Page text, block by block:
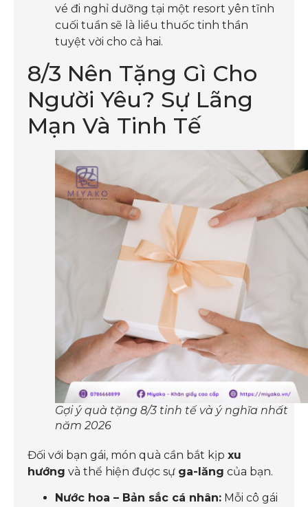
vé đi nghỉ dưỡng tại một resort yên tĩnh
cuối tuần sẽ là liều thuốc tinh thần
tuyệt vời cho cả hai.
8/3 Nên Tặng Gì Cho
Người Yêu? Sự Lãng
Mạn Và Tinh Tế
Gợi ý quà tặng 8/3 tinh tế và ý nghĩa nhất
năm 2026
Đối với bạn gái, món quà cần bắt kịp xu
hướng và thể hiện được sự ga-lăng của bạn.
Nước hoa – Bản sắc cá nhân: Mỗi cô gái